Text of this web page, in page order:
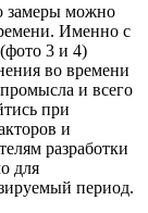
замеры можно
Именно с
3 и 4)
во времени
и всего
при
и
разработки
для
период.